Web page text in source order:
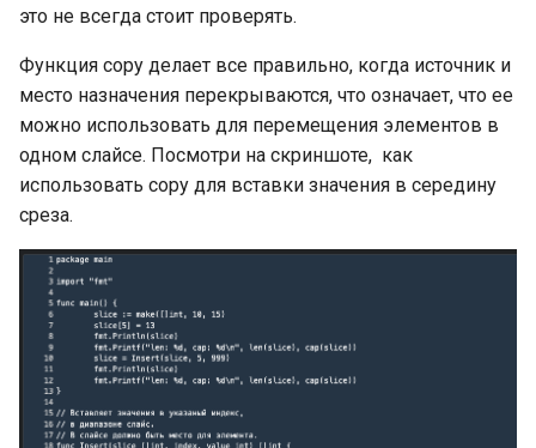
это не всегда стоит проверять.
Функция copy делает все правильно, когда источник и
место назначения перекрываются, что означает, что ее
можно использовать для перемещения элементов в
одном слайсе. Посмотри на скриншоте, как
использовать copy для вставки значения в середину
среза.